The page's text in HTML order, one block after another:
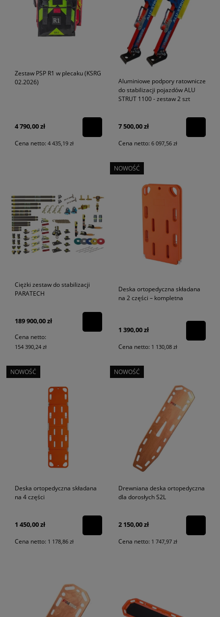
Zestaw PSP R1 w plecaku (KSRG
02.2026)
4 790,00 zł
Cena netto: 4 435,19 zł
Aluminiowe podpory ratownicze
do stabilizacji pojazdów ALU
STRUT 1100 - zestaw 2 szt
7 500,00 zł
Cena netto: 6 097,56 zł
Ciężki zestaw do stabilizacji
PARATECH
189 900,00 zł
Cena netto:
154 390,24 zł
Deska ortopedyczna składana
na 2 części – kompletna
1 390,00 zł
Cena netto: 1 130,08 zł
NOWOŚĆ
Deska ortopedyczna składana
na 4 części
1 450,00 zł
Cena netto: 1 178,86 zł
NOWOŚĆ
Drewniana deska ortopedyczna
dla dorosłych S2L
2 150,00 zł
Cena netto: 1 747,97 zł
NOWOŚĆ